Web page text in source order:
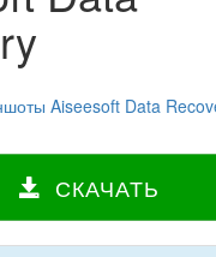
СКАЧАТЬ